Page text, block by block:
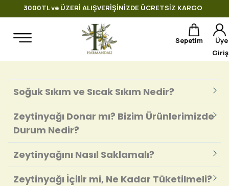
Soğuk Sıkım ve Sıcak Sıkım Nedir?
Zeytinyağı Donar mı? Bizim Ürünlerimizde
Durum Nedir?
Zeytinyağını Nasıl Saklamalı?
Zeytinyağı İçilir mi, Ne Kadar Tüketilmeli?
3000TL ve ÜZERİ ALIŞVERİŞİNİZDE ÜCRETSİZ KARGO
Üye
Sepetim